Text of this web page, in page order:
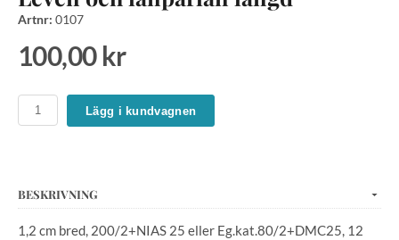
Artnr: 0107
100,00 kr
Lägg i kundvagnen
BESKRIVNING
1,2 cm bred, 200/2+NIAS 25 eller Eg.kat.80/2+DMC25, 12